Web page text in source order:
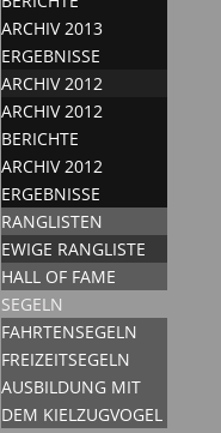
ARCHIV 2013
ERGEBNISSE
ARCHIV 2012
ARCHIV 2012
BERICHTE
ARCHIV 2012
ERGEBNISSE
RANGLISTEN
EWIGE RANGLISTE
HALL OF FAME
SEGELN
FAHRTENSEGELN
FREIZEITSEGELN
AUSBILDUNG MIT
DEM KIELZUGVOGEL